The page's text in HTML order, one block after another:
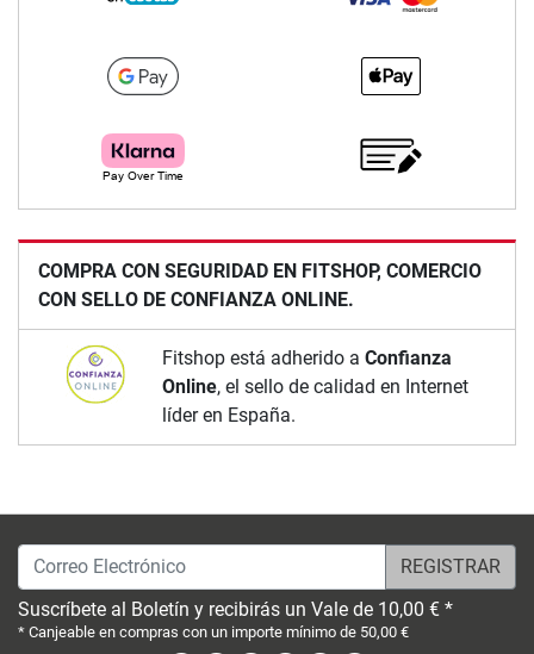
COMPRA CON SEGURIDAD EN FITSHOP, COMERCIO
CON SELLO DE CONFIANZA ONLINE.
Fitshop está adherido a Confianza
Online, el sello de calidad en Internet
líder en España.
Correo Electrónico
Suscríbete al Boletín y recibirás un Vale de 10,00 € *
* Canjeable en compras con un importe mínimo de 50,00 €